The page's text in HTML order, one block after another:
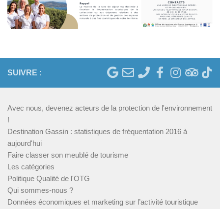
SUIVRE :
Avec nous, devenez acteurs de la protection de l'environnement
!
Destination Gassin : statistiques de fréquentation 2016 à
aujourd'hui
Faire classer son meublé de tourisme
Les catégories
Politique Qualité de l'OTG
Qui sommes-nous ?
Données économiques et marketing sur l’activité touristique